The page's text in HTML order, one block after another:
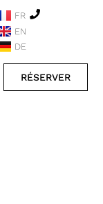
FR
EN
DE
RÉSERVER